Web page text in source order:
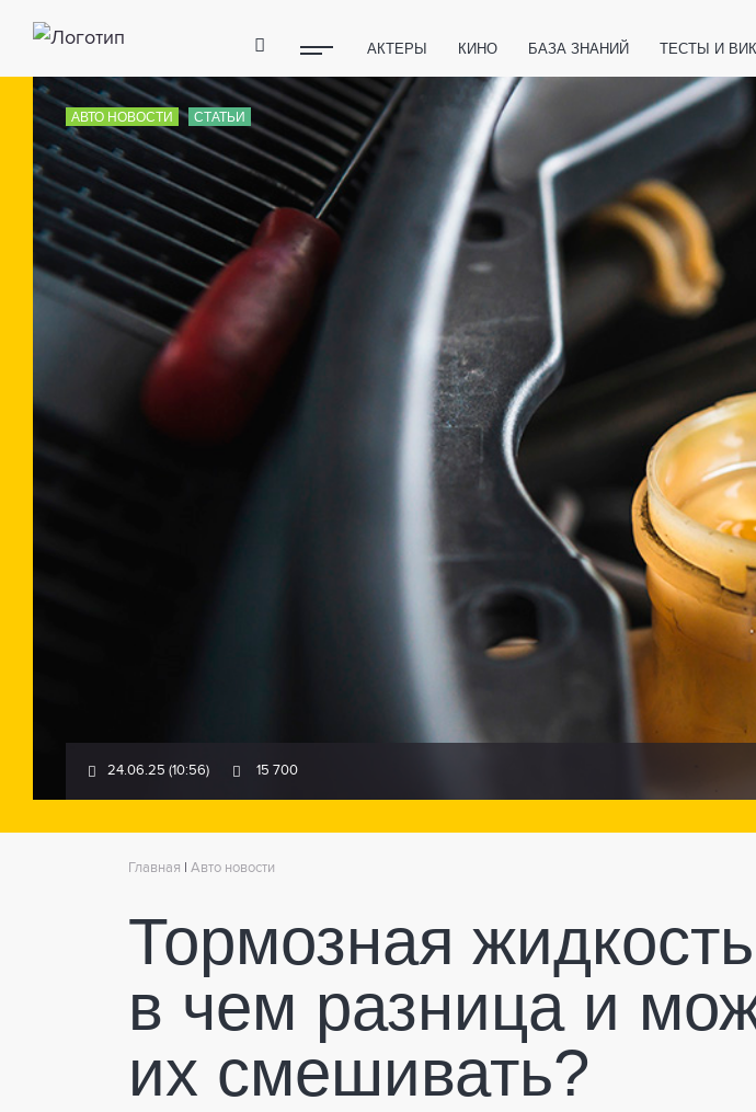
АКТЕРЫ КИНО БАЗА ЗНАНИЙ ТЕСТЫ И
ПОЛЕЗНЫЕ СОВЕТЫ ПОЛЕЗНО
ФИТНЕС ТЕХНОЛОГИИ
АВТО НОВОСТИ СТАТЬИ
24.06.25 (10:56) 15 700
Главная Авто новости
Тормозная
в чем разница и
их смешивать?